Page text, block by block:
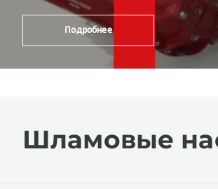
Подробнее
Шламовые